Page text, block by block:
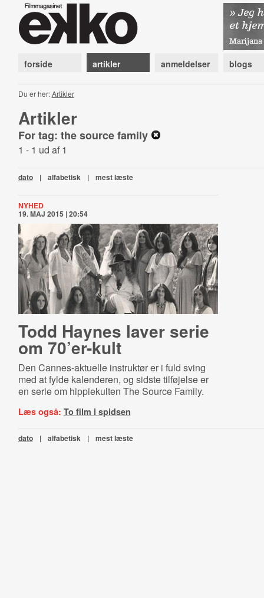
forside artikler anmeldelser blogs
Du er her:Artikler
Artikler
For tag: the source family
1 - 1 ud af 1
dato | alfabetisk | mest læste
NYHED
19. MAJ 2015 | 20:54
Todd Haynes laver serie
om 70’er-kult
Den Cannes-aktuelle instruktør er i fuld sving
med at fylde kalenderen, og sidste tilføjelse er
en serie om hippiekulten The Source Family.
Læs også: To film i spidsen
dato | alfabetisk | mest læste